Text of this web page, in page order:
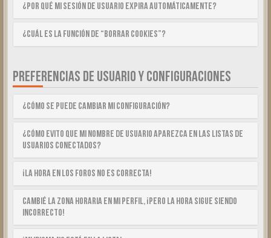
¿Por qué mi sesión de usuario expira automáticamente?
¿Cuál es la función de “Borrar cookies”?
PREFERENCIAS DE USUARIO Y CONFIGURACIONES
¿Cómo se puede cambiar mi configuración?
¿Cómo evito que mi nombre de usuario aparezca en las listas de
usuarios conectados?
¡La hora en los foros no es correcta!
Cambié la zona horaria en mi perfil, ¡pero la hora sigue siendo
incorrecto!